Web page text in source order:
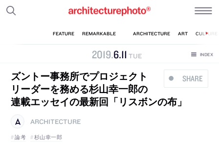
2019.6.11 TUE
SHARE
ズントー事務所でプロジェクト
リーダーを務める杉山幸一郎の
連載エッセイの最新回「リスボンの布」
ARCHITECTURE
論考
杉山幸一郎